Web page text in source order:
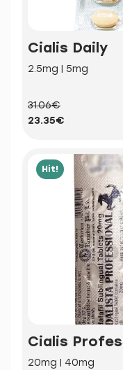
Cialis Daily
2.5mg | 5mg
31.06€
23.35€
Hit!
Cialis
20mg | 40mg